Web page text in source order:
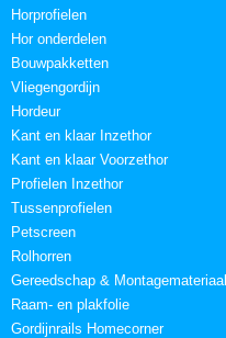
Horprofielen
Hor onderdelen
Bouwpakketten
Vliegengordijn
Hordeur
Kant en klaar Inzethor
Kant en klaar Voorzethor
Profielen Inzethor
Tussenprofielen
Petscreen
Rolhorren
Gereedschap & Montagemateriaal
Raam- en plakfolie
Gordijnrails Homecorner